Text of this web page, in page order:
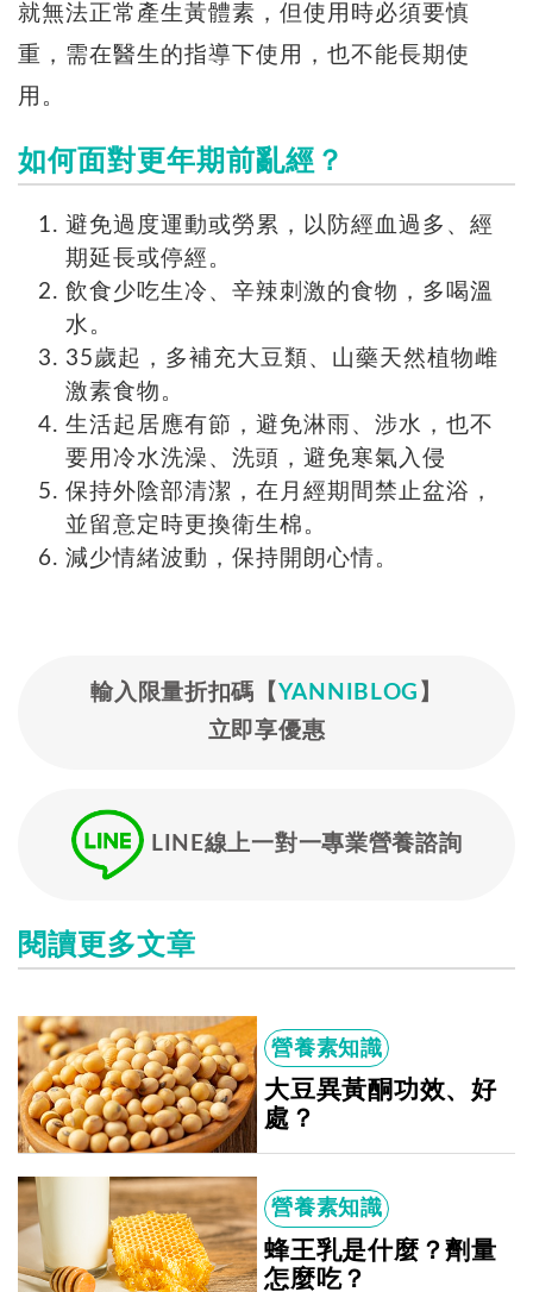
就無法正常產生黃體素，但使用時必須要慎
重，需在醫生的指導下使用，也不能長期使
用。
如何面對更年期前亂經？
避免過度運動或勞累，以防經血過多、經
期延長或停經。
飲食少吃生冷、辛辣刺激的食物，多喝溫
水。
35歲起，多補充大豆類、山藥天然植物雌
激素食物。
生活起居應有節，避免淋雨、涉水，也不
要用冷水洗澡、洗頭，避免寒氣入侵
保持外陰部清潔，在月經期間禁止盆浴，
並留意定時更換衛生棉。
減少情緒波動，保持開朗心情。
輸入限量折扣碼【 YANNIBLOG 】
立即享優惠
LINE線上一對一專業營養諮詢
閱讀更多文章
營養素知識
大豆異黃酮功效、好
處？
營養素知識
蜂王乳是什麼？劑量
怎麼吃？